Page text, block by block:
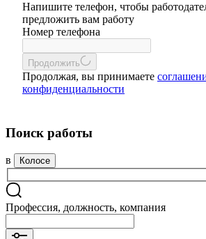
Напишите телефон, чтобы
предложить вам работу
Номер телефона
Продолжить
Продолжая, вы принимаете
конфиденциальности
Поиск работы
в Колосе
Профессия, должность, компания